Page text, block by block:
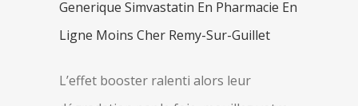
Generique Simvastatin En Pharmacie En
Ligne Moins Cher Remy-Sur-Guillet
L’effet booster ralenti alors leur